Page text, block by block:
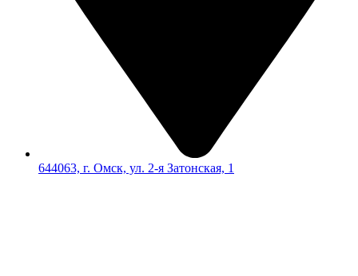
644063, г. Омск, ул. 2-я Затонская, 1